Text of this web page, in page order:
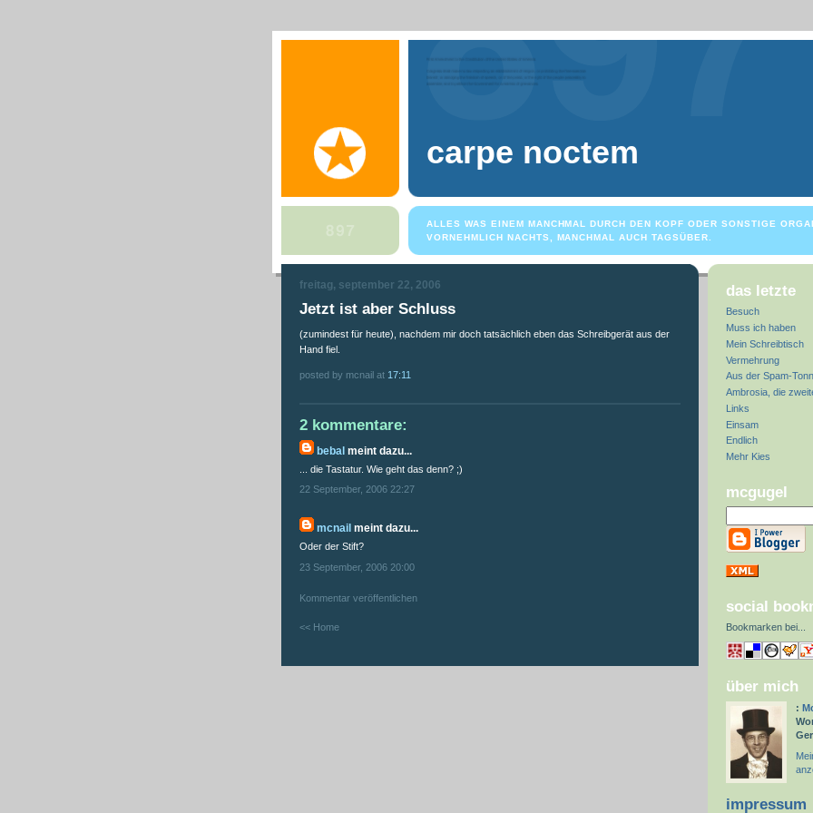
carpe noctem
ALLES WAS EINEM MANCHMAL DURCH DEN KOPF ODER SONSTIGE
VORNEHMLICH NACHTS, MANCHMAL AUCH TAGSÜBER.
freitag, september 22, 2006
Jetzt ist aber Schluss
(zumindest für heute), nachdem mir doch tatsächlich eben das Schreibgerät aus der
Hand fiel.
posted by mcnail at 17:11
2 kommentare:
bebal meint dazu...
... die Tastatur. Wie geht das denn? ;)
22 September, 2006 22:27
mcnail meint dazu...
Oder der Stift?
23 September, 2006 20:00
Kommentar veröffentlichen
<< Home
das letzte
Besuch
Muss ich haben
Mein Schreibtisch
Vermehrung
Aus der Spam-
Ambrosia, die
Links
Einsam
Endlich
Mehr Kies
mcgugel
social
Bookmarken bei
über mich
:
impressum